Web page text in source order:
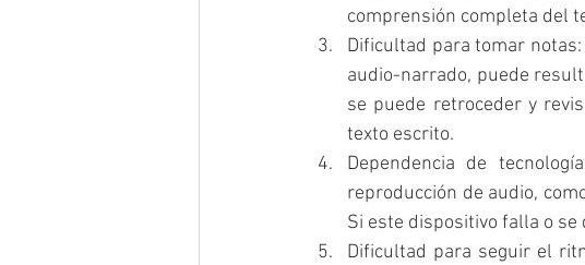
comprensión completa del
Dificultad para tomar
audio-narrado, puede
se puede retroceder y
texto escrito.
Dependencia de
reproducción de audio,
Si este dispositivo falla o
Dificultad para seguir el